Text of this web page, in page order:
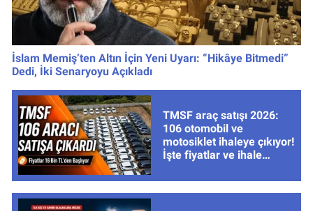
İslam Memiş’ten Altın İçin Yeni Uyarı: “Hikâye Bitmedi”
Dedi, İki Senaryoyu Açıkladı
TMSF araç satışı 2026:
106 otomobil ve
motosiklet ihaleye çıkıyor!
İşte fiyatlar ve ihale